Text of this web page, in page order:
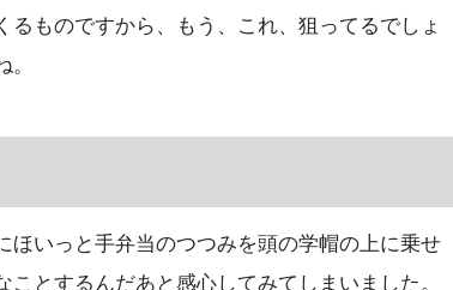
ものですから、もう、これ、狙ってるでしょ
ほいっと手弁当のつつみを頭の学帽の上に乗せ
とするんだあと感心してみてしまいました。